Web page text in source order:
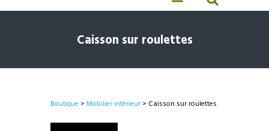
Caisson sur roulettes
Boutique > Mobilier intérieur > Caisson sur roulettes